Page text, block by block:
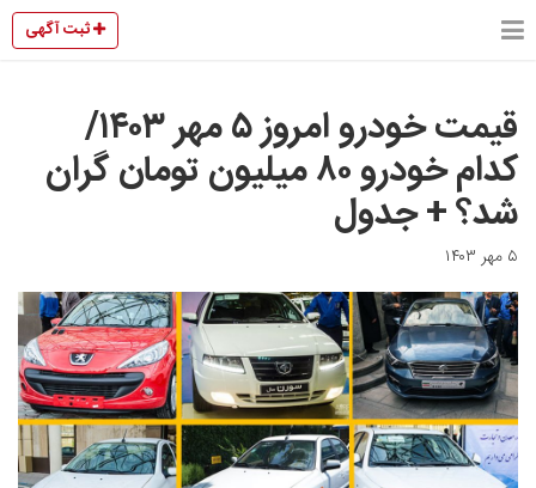
ثبت آگهی
قیمت خودرو امروز ۵ مهر ۱۴۰۳/
کدام خودرو ۸۰ میلیون تومان گران
شد؟ + جدول
۵ مهر ۱۴۰۳